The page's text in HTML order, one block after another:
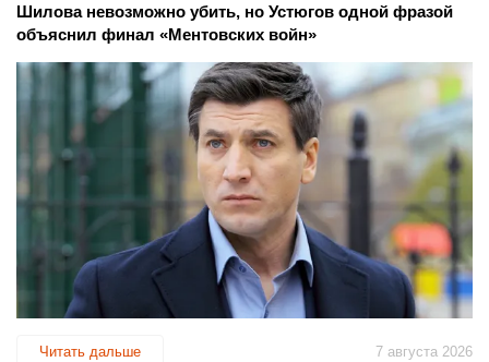
Шилова невозможно убить, но Устюгов одной фразой
объяснил финал «Ментовских войн»
Читать дальше 7 августа 2026